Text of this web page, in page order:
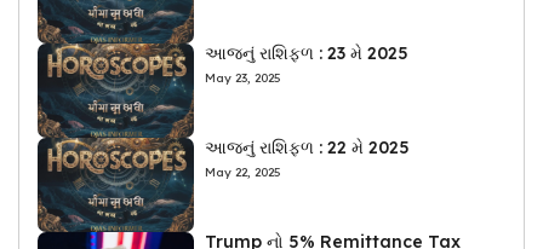
આજનું રાશિફળ : 23 મે 2025
May 23, 2025
આજનું રાશિફળ : 22 મે 2025
May 22, 2025
Trump નો 5% Remittance Tax